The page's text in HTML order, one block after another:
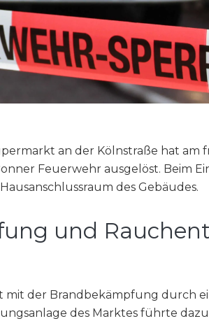
an der Kölnstraße hat am
Feuerwehr ausgelöst. Beim
des Gebäudes.
und
mit der Brandbekämpfung durch
des Marktes führte